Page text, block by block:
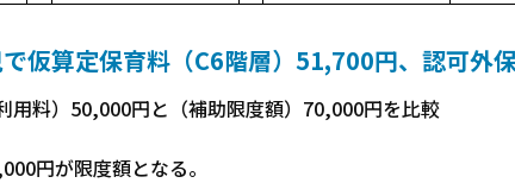
で仮算定保育料（C6階層）51,700円、認可外
用料）50,000円と（補助限度額）70,000円を比較
が限度額となる。